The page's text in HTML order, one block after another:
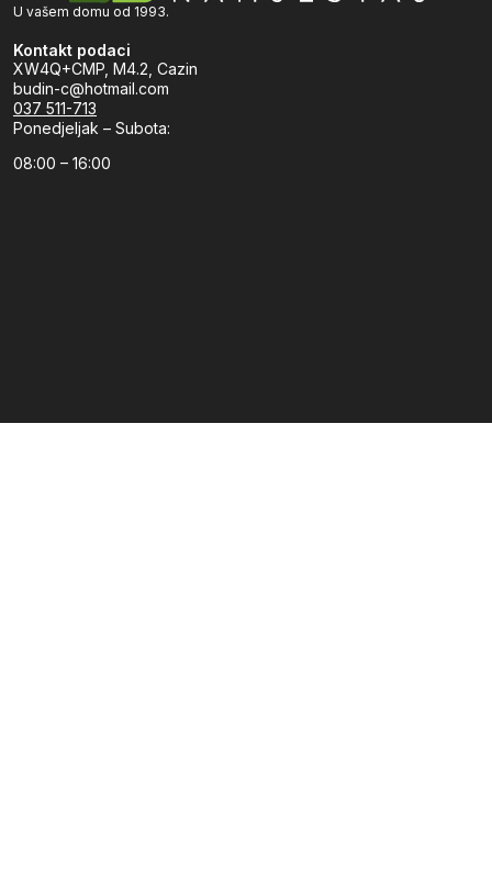
U vašem domu od 1993.
Kontakt podaci
XW4Q+CMP, M4.2, Cazin
budin-c@hotmail.com
037 511-713
Ponedjeljak – Subota:
08:00 – 16:00